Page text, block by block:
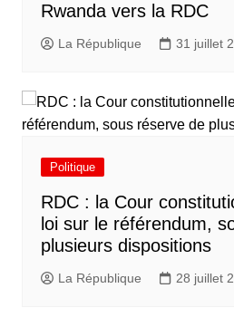
Rwanda vers la RDC
La République 31 juillet
Politique
RDC : la Cour
loi sur le référendum,
plusieurs dispositions
La République 28 juillet